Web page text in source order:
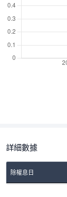
詳細數據
除權息日